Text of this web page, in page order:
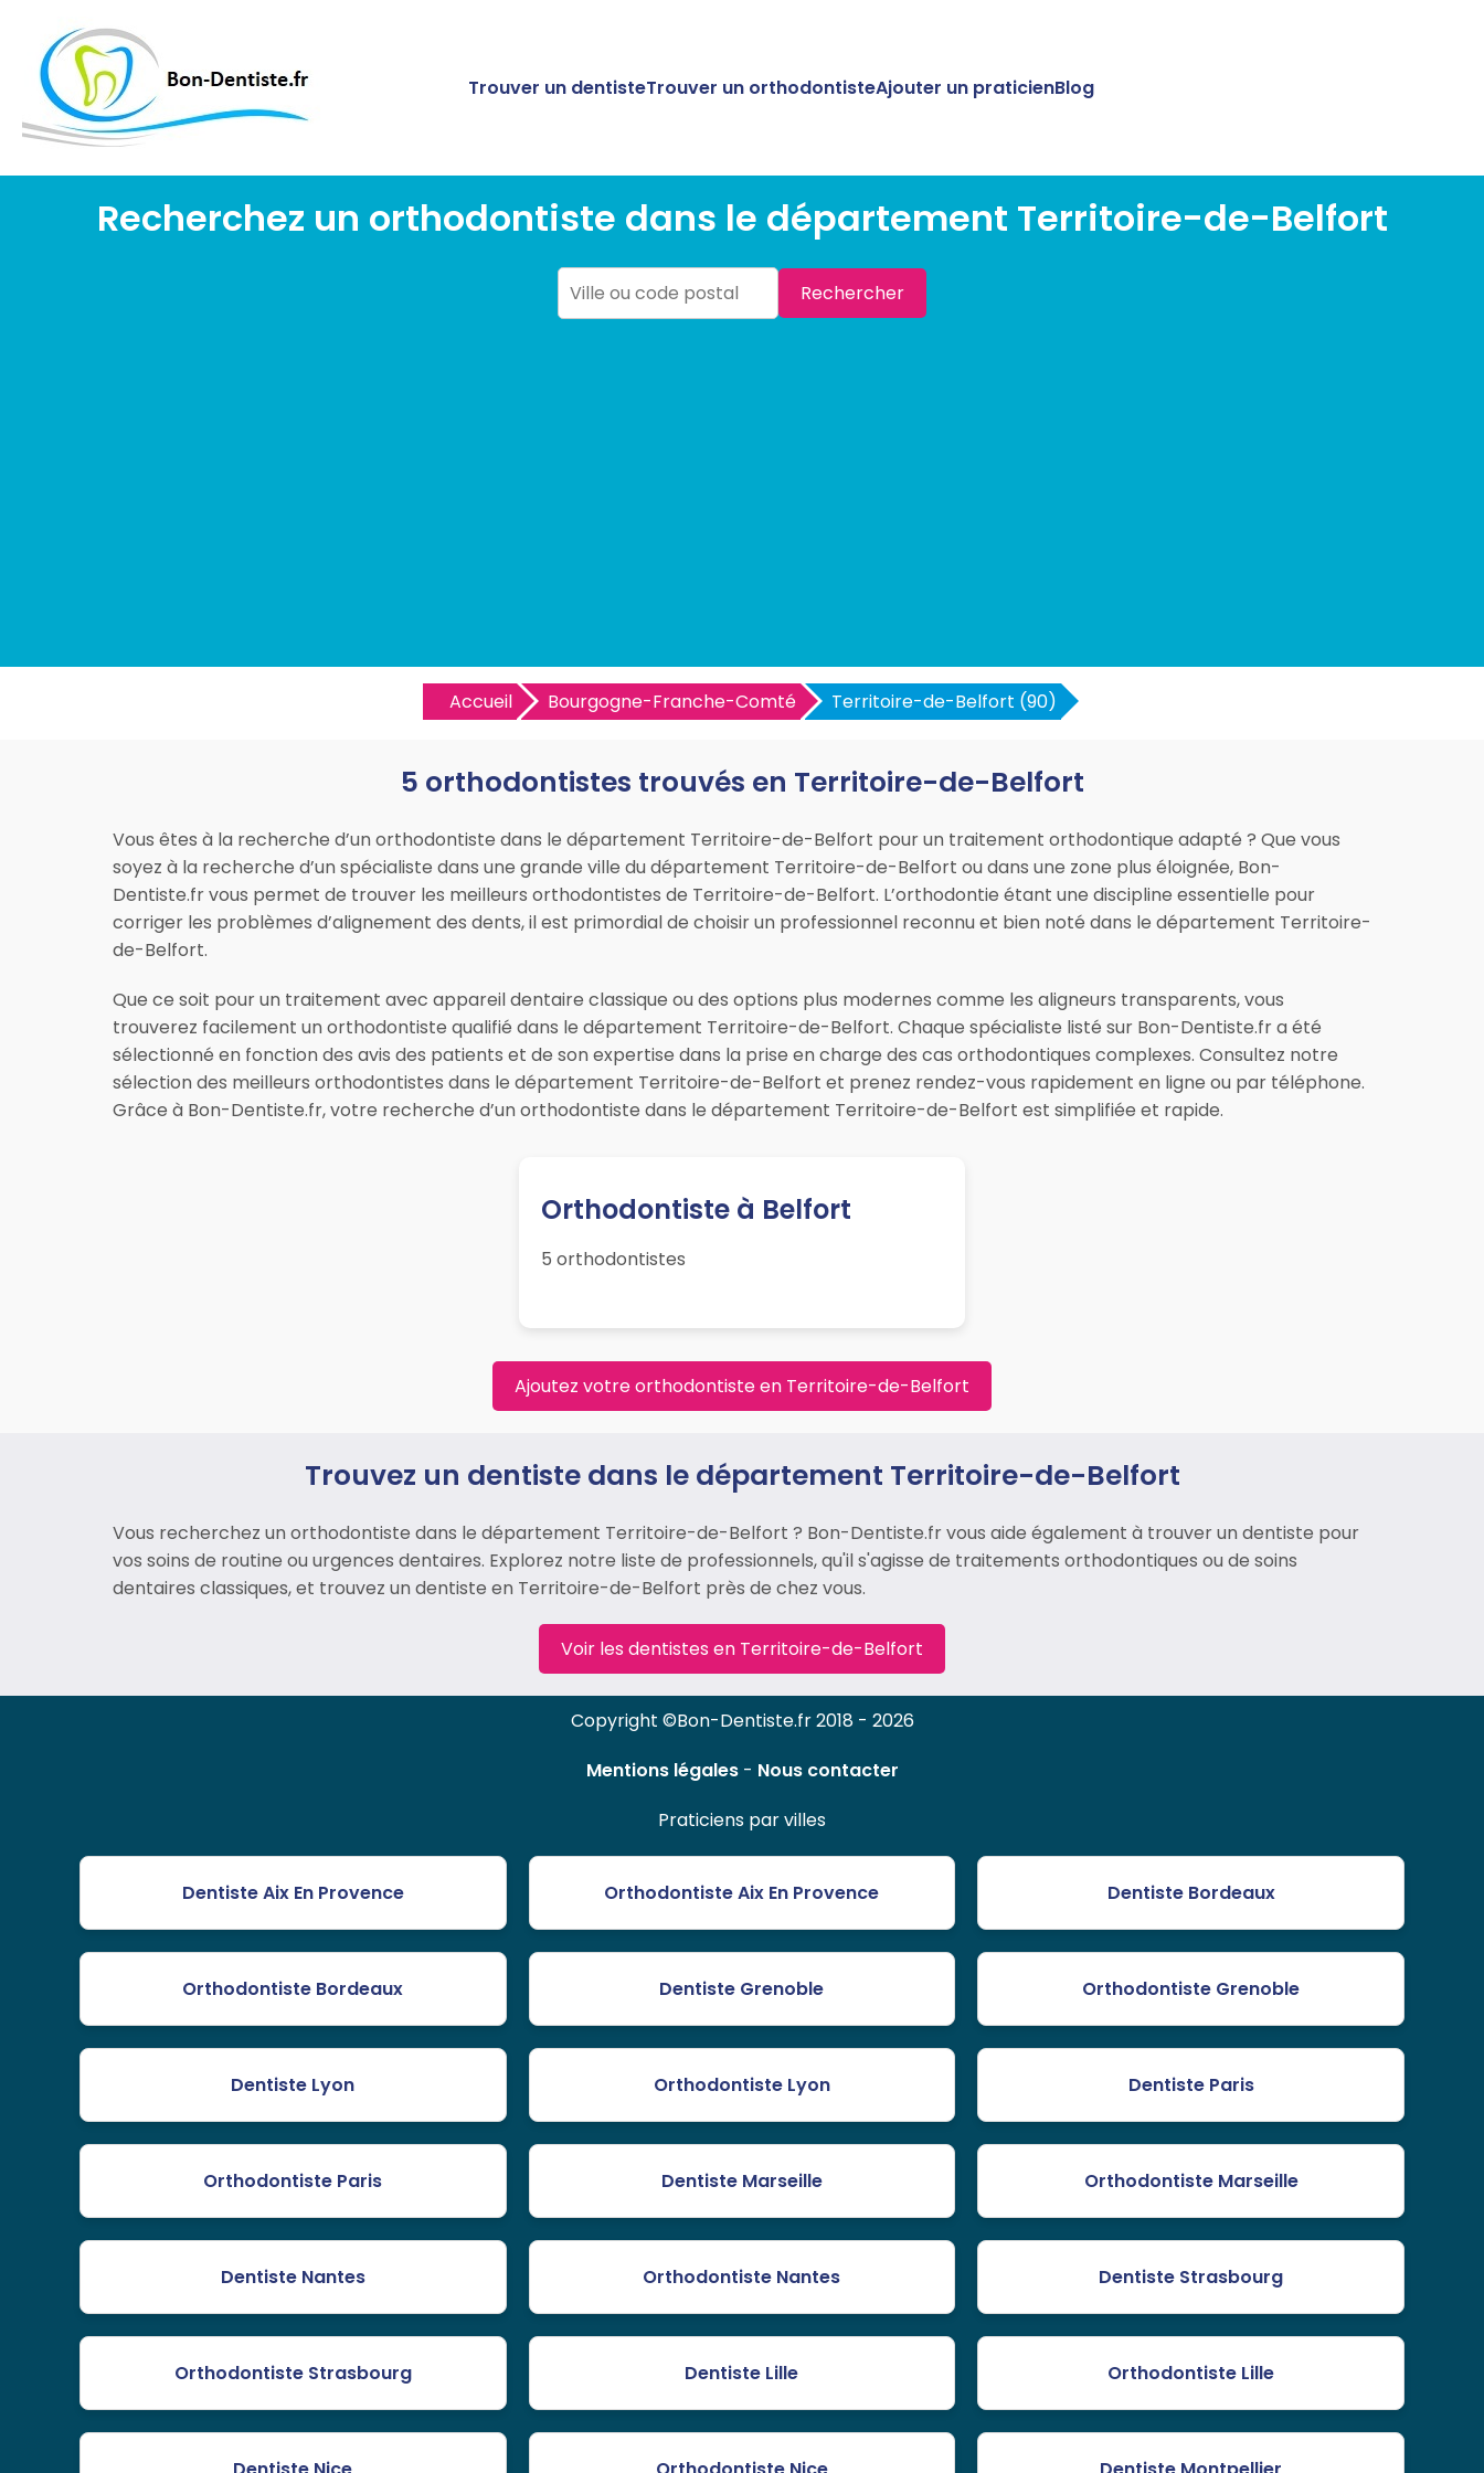
Trouver un dentisteTrouver un orthodontisteAjouter un praticienBlog
Recherchez un orthodontiste dans le département Territoire-de-Belfort
Rechercher
Accueil Bourgogne-Franche-Comté Territoire-de-Belfort (90)
5 orthodontistes trouvés en Territoire-de-Belfort
Vous êtes à la recherche d’un orthodontiste dans le département Territoire-de-Belfort pour un traitement orthodontique adapté ? Que vous
soyez à la recherche d’un spécialiste dans une grande ville du département Territoire-de-Belfort ou dans une zone plus éloignée, Bon-
Dentiste.fr vous permet de trouver les meilleurs orthodontistes de Territoire-de-Belfort. L’orthodontie étant une discipline essentielle pour
corriger les problèmes d’alignement des dents, il est primordial de choisir un professionnel reconnu et bien noté dans le département Territoire-
de-Belfort.
Que ce soit pour un traitement avec appareil dentaire classique ou des options plus modernes comme les aligneurs transparents, vous
trouverez facilement un orthodontiste qualifié dans le département Territoire-de-Belfort. Chaque spécialiste listé sur Bon-Dentiste.fr a été
sélectionné en fonction des avis des patients et de son expertise dans la prise en charge des cas orthodontiques complexes. Consultez notre
sélection des meilleurs orthodontistes dans le département Territoire-de-Belfort et prenez rendez-vous rapidement en ligne ou par téléphone.
Grâce à Bon-Dentiste.fr, votre recherche d’un orthodontiste dans le département Territoire-de-Belfort est simplifiée et rapide.
Orthodontiste à Belfort
5 orthodontistes
Ajoutez votre orthodontiste en Territoire-de-Belfort
Trouvez un dentiste dans le département Territoire-de-Belfort
Vous recherchez un orthodontiste dans le département Territoire-de-Belfort ? Bon-Dentiste.fr vous aide également à trouver un dentiste pour
vos soins de routine ou urgences dentaires. Explorez notre liste de professionnels, qu'il s'agisse de traitements orthodontiques ou de soins
dentaires classiques, et trouvez un dentiste en Territoire-de-Belfort près de chez vous.
Voir les dentistes en Territoire-de-Belfort
Copyright ©Bon-Dentiste.fr 2018 - 2026
Mentions légales- Nous contacter
Praticiens par villes
Dentiste Aix En Provence Orthodontiste Aix En Provence Dentiste Bordeaux
Orthodontiste Bordeaux Dentiste Grenoble Orthodontiste Grenoble
Dentiste Lyon Orthodontiste Lyon Dentiste Paris
Orthodontiste Paris Dentiste Marseille Orthodontiste Marseille
Dentiste Nantes Orthodontiste Nantes Dentiste Strasbourg
Orthodontiste Strasbourg Dentiste Lille Orthodontiste Lille